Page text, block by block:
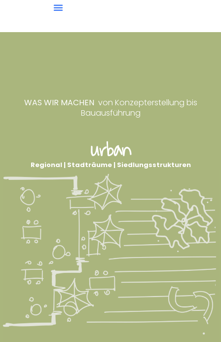
WAS WIR MACHEN von Konzepterstellung bis
Bauausführung
urban
Regional | Stadträume | Siedlungsstrukturen